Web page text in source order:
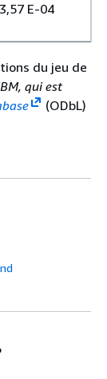
3,57 E-04
du jeu de
qui est
(ODbL)